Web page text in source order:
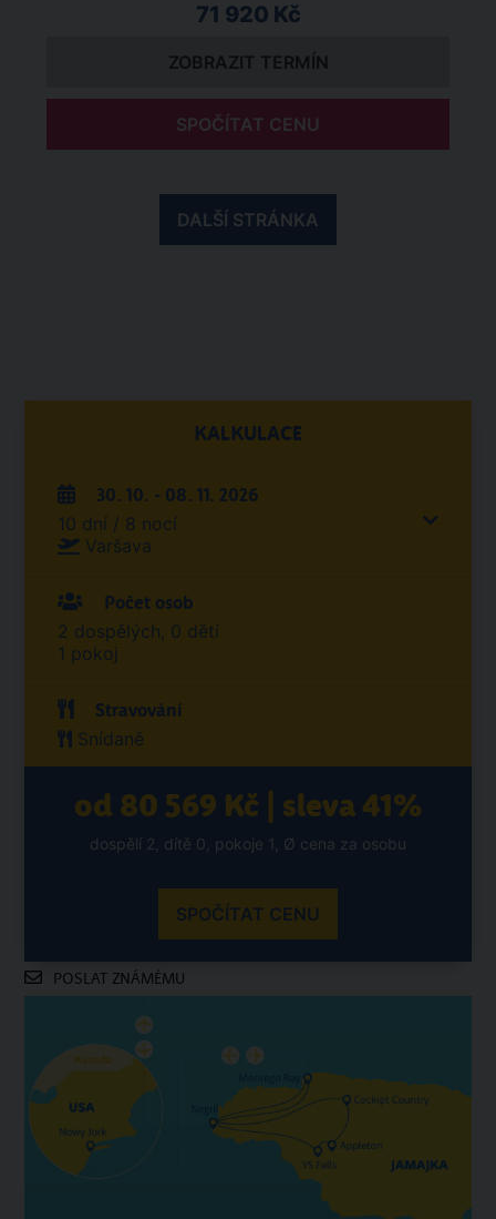
71 920 Kč
ZOBRAZIT TERMÍN
SPOČÍTAT CENU
DALŠÍ STRÁNKA
KALKULACE
30. 10. - 08. 11. 2026
10 dní / 8 nocí
Varšava
Počet osob
2 dospělých, 0 dětí
1 pokoj
Stravování
Snídaně
od 80 569 Kč | sleva 41%
dospělí 2, dítě 0, pokoje 1, Ø cena za osobu
SPOČÍTAT CENU
POSLAT ZNÁMÉMU